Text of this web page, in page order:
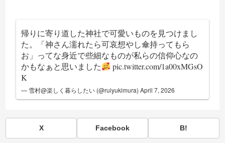
帰りに寄り道した神社で可愛いものを見つけまし
た。「神さん濡れたら可哀想やし傘持ってもら
お」ってな身近で些細なものが私らの信仰心なの
かもなぁと思いました
pic.twitter.com/1a00xMGsO
K
— 雪村@楽しく暮らしたい (@ruiyukimura)April 7, 2026
X Facebook B!